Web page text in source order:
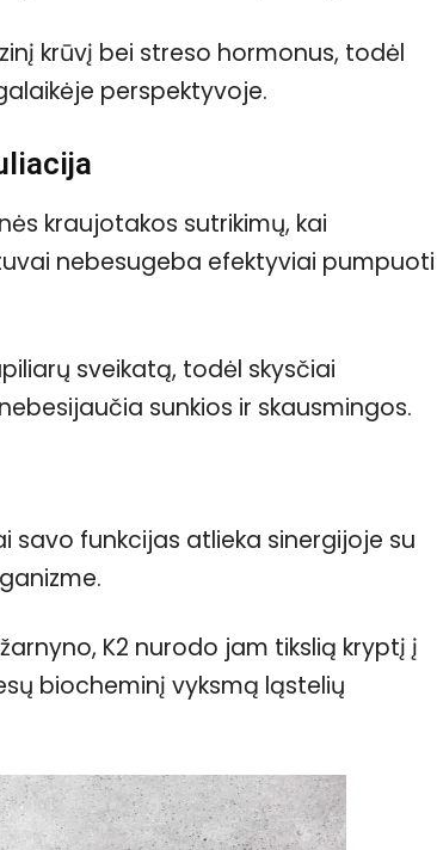
krūvį bei streso hormonus, todėl
perspektyvoje.
kraujotakos sutrikimų, kai
nebesugeba efektyviai pumpuoti
sveikatą, todėl skysčiai
sunkios ir skausmingos.
savo funkcijas atlieka sinergijoje su
K2 nurodo jam tikslią kryptį į
biocheminį vyksmą ląstelių